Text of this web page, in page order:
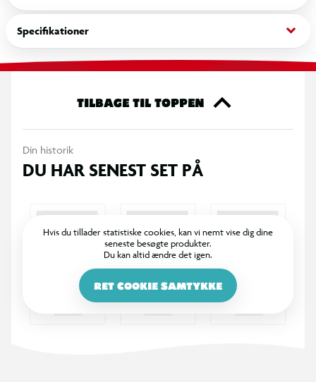
Disse sæt er perfekte til byggere og samlere fra 8 år og
opefter og kombinerer usædvanlige figurer med en
tilfredsstillende byggeoplevelse.
Specifikationer keyboard_arrow_down
TILBAGE TIL TOPPEN
Din historik
DU HAR SENEST SET PÅ
Hvis du tillader statistiske cookies, kan vi nemt vise dig dine
seneste besøgte produkter.
Du kan altid ændre det igen.
RET COOKIE SAMTYKKE